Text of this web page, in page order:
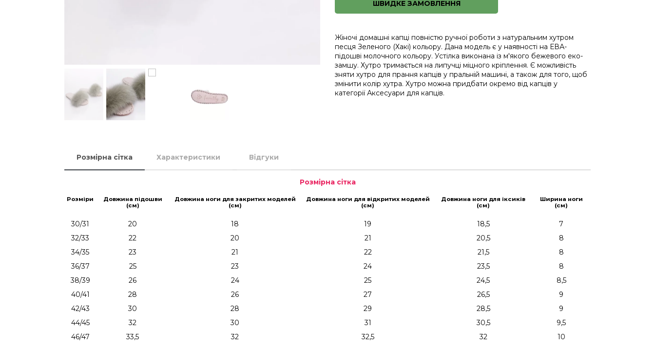
ШВИДКЕ ЗАМОВЛЕННЯ
Жіночі домашні капці повністю ручної роботи з натуральним хутром
песця Зеленого (Хакі) кольору. Дана модель є у наявності на ЕВА-
підошві молочного кольору. Устілка виконана із м'якого бежевого еко-
замшу. Хутро тримається на липучці міцного кріплення. Є можливість
зняти хутро для прання капців у пральній машині, а також для того, щоб
змінити колір хутра. Хутро можна придбати окремо від капців у
категоріїАксесуари для капців.
Розмірна сітка Характеристики Відгуки
Розмірна сітка
Розміри
Довжина підошви
(см)
Довжина ноги для закритих моделей
(см)
Довжина ноги для відкритих моделей
(см)
Довжина ноги для іксиків
(см)
Ширина ноги
(см)
30/31 20 18 19 18,5
7
32/33
22 20 21 20,5
8
34/35
23 21 22 21,5
8
36/37
25 23 24 23,5
8
38/39
26 24 25 24,5
8,5
40/41
28 26 27 26,5
9
42/43
30 28 29 28,5
9
44/45
32 30 31 30,5
9,5
46/47
33,5 32 32,5 32 10